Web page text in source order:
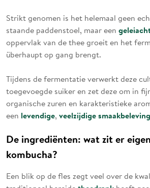
Strikt genomen is het helemaal geen
staande paddenstoel, maar een
oppervlak van de thee groeit en het
überhaupt op gang brengt.
Tijdens de fermentatie verwerkt deze
toegevoegde suiker en zet deze om in
organische zuren en karakteristieke
een levendige, veelzijdigesmaakbeleving
De ingrediënten: wat zit er
kombucha?
Een blik op de fles zegt veel over de